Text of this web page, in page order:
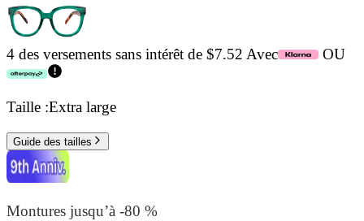
4 des versements sans intérêt de $7.52 Avec OU
Taille :Extra large
Guide des tailles
Montures jusqu’à -80 %